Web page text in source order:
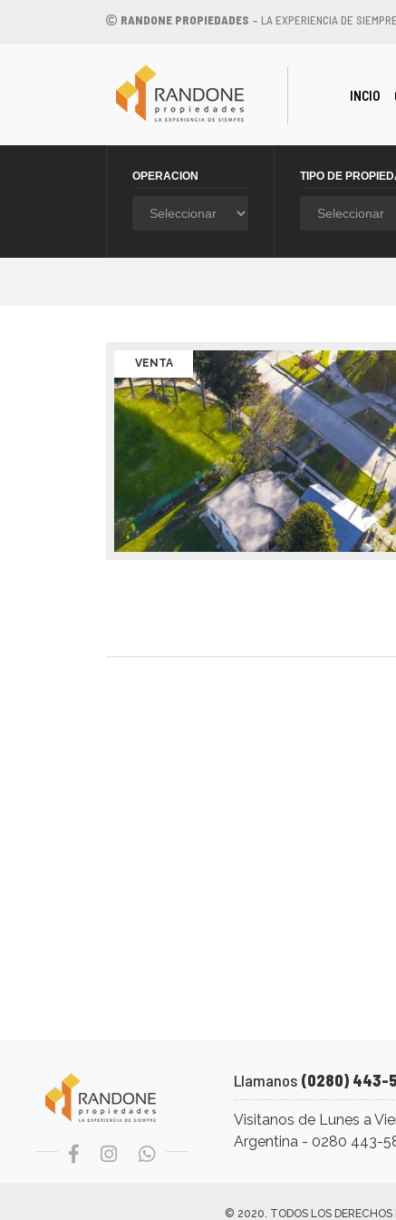
RANDONE PROPIEDADES – LA EXPERIENCIA DE SIEMPRE
INCIO
OPERACION TIPO DE
VENTA
Llamanos (0280) 443-
Visitanos de Lunes a
Argentina - 0280 443-
© 2020. TODOS LOS DERECHOS